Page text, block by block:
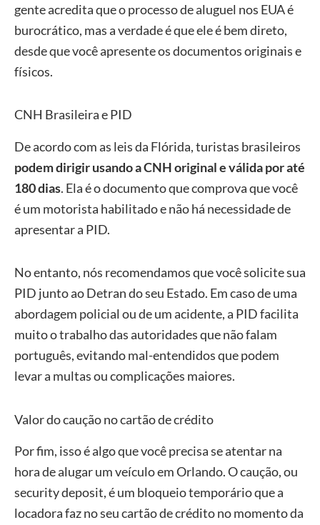
gente acredita que o processo de aluguel nos EUA é
burocrático, mas a verdade é que ele é bem direto,
desde que você apresente os documentos originais e
físicos.
CNH Brasileira e PID
De acordo com as leis da Flórida, turistas brasileiros
podem dirigir usando a CNH original e válida por até
180 dias. Ela é o documento que comprova que você
é um motorista habilitado e não há necessidade de
apresentar a PID.
No entanto, nós recomendamos que você solicite sua
PID junto ao Detran do seu Estado. Em caso de uma
abordagem policial ou de um acidente, a PID facilita
muito o trabalho das autoridades que não falam
português, evitando mal-entendidos que podem
levar a multas ou complicações maiores.
Valor do caução no cartão de crédito
Por fim, isso é algo que você precisa se atentar na
hora de alugar um veículo em Orlando. O caução, ou
security deposit, é um bloqueio temporário que a
locadora faz no seu cartão de crédito no momento da